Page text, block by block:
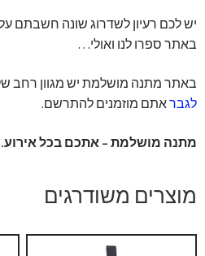
יש לכם רעיון לשדרוג שונה חשבתם על
באתר ספרו לנו ואולי…
באתר מתנה מושלמת יש מגוון רחב
לגבראתם מוזמנים להתרשם.
מתנה מושלמת – אתכם בכל אירוע.
מוצרים משודרגים